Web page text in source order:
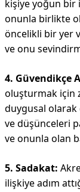
kişiye yoğun bir
onunla birlikte
öncelikli bir yer
ve onu
4. Güvendikçe
oluşturmak için
duygusal olarak
ve düşünceleri
ve onunla olan
5. Sadakat:
ilişkiye adım